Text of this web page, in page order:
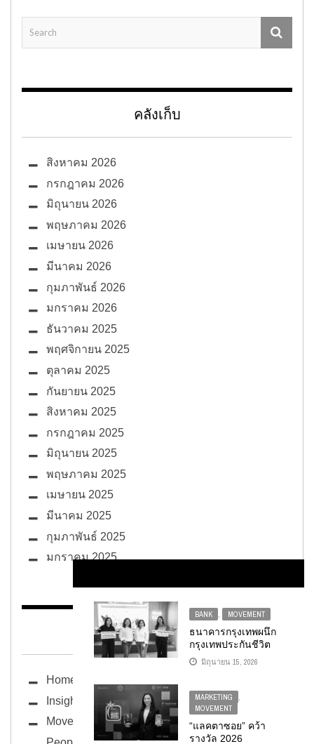
BANK , MOVEMENT
ธนาคารกรุงเทพผนึก
กรุงเทพประกันชีวิต
เปิดตัว 2 แผนประกัน
GAIN 1ST SAVINGS
ตอบโจทย์การวางแผน
การเงินควบคู่การดูแล
สุขภาวะ เพื่อทุกเป้า
หมายของชีวิตและ
มิถุนายน 15, 2026
MARKETING
,
MOVEMENT
“แลคตาซอย” คว้า
รางวัล 2026
คลังเก็บ
สิงหาคม 2026
กรกฎาคม 2026
มิถุนายน 2026
พฤษภาคม 2026
เมษายน 2026
มีนาคม 2026
กุมภาพันธ์ 2026
มกราคม 2026
ธันวาคม 2025
พฤศจิกายน 2025
ตุลาคม 2025
กันยายน 2025
สิงหาคม 2025
กรกฎาคม 2025
มิถุนายน 2025
พฤษภาคม 2025
เมษายน 2025
มีนาคม 2025
กุมภาพันธ์ 2025
มกราคม 2025
BUG ซอกแซก
Home
Insight
Movement